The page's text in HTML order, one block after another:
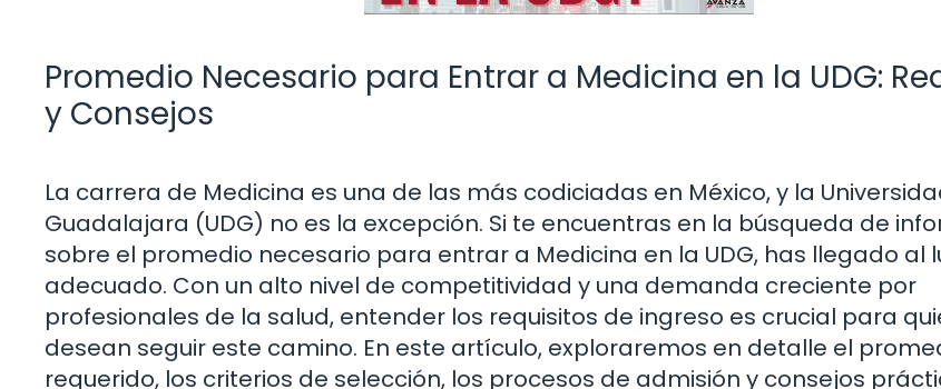
Promedio Necesario para Entrar a Medicina en la UDG:
y Consejos
La carrera de Medicina es una de las más codiciadas en México, y la
Guadalajara (UDG) no es la excepción. Si te encuentras en la búsqueda de
sobre el promedio necesario para entrar a Medicina en la UDG, has llegado al
adecuado. Con un alto nivel de competitividad y una demanda creciente por
profesionales de la salud, entender los requisitos de ingreso es crucial para
desean seguir este camino. En este artículo, exploraremos en detalle el
requerido, los criterios de selección, los procesos de admisión y consejos